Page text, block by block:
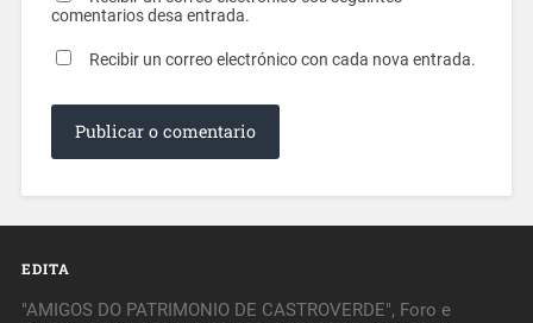
comentarios desa entrada.
Recibir un correo electrónico con cada nova entrada.
EDITA
"AMIGOS DO PATRIMONIO DE CASTROVERDE", Foro e